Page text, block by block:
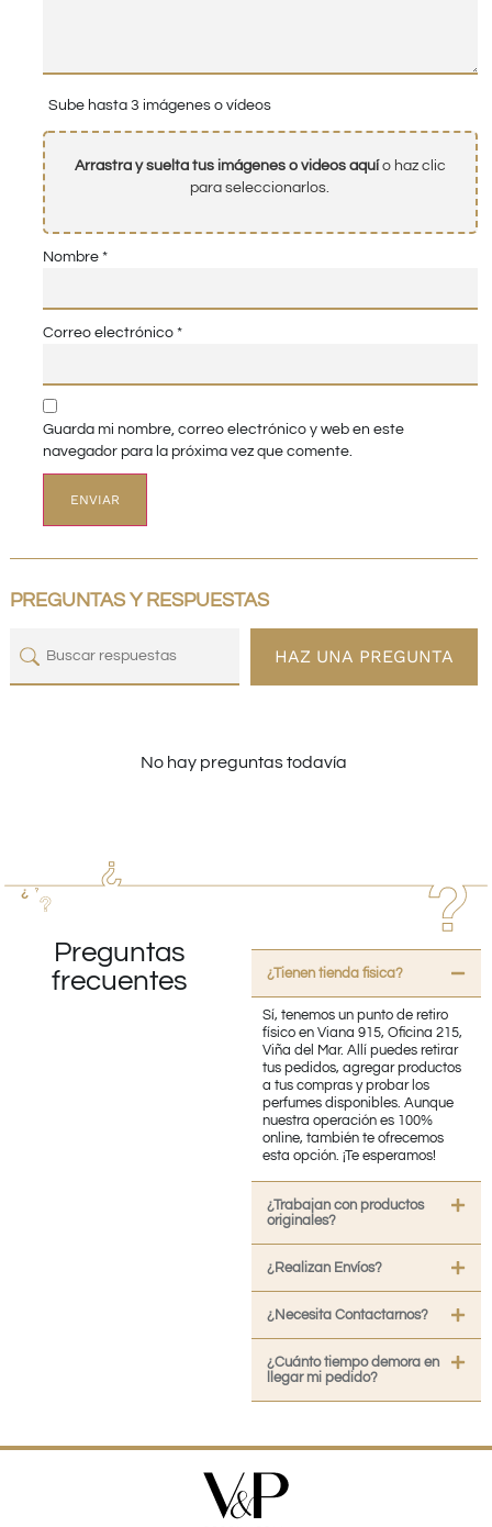
Sube hasta 3 imágenes o vídeos
Arrastra y suelta tus imágenes o videos aquío haz clic
para seleccionarlos.
Nombre *
Correo electrónico *
Guarda mi nombre, correo electrónico y web en este
navegador para la próxima vez que comente.
PREGUNTAS Y RESPUESTAS
HAZ UNA PREGUNTA
No hay preguntas todavía
Preguntas
frecuentes
¿Tienen tienda fisica?
Sí, tenemos un punto de retiro
físico en Viana 915, Oficina 215,
Viña del Mar. Allí puedes retirar
tus pedidos, agregar productos
a tus compras y probar los
perfumes disponibles. Aunque
nuestra operación es 100%
online, también te ofrecemos
esta opción. ¡Te esperamos!
¿Trabajan con productos
originales?
¿Realizan Envíos?
¿Necesita Contactarnos?
¿Cuánto tiempo demora en
llegar mi pedido?